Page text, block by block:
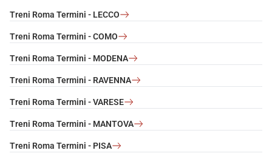
Treni Roma Termini - LECCO
Treni Roma Termini - COMO
Treni Roma Termini - MODENA
Treni Roma Termini - RAVENNA
Treni Roma Termini - VARESE
Treni Roma Termini - MANTOVA
Treni Roma Termini - PISA